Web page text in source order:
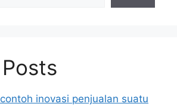
inovasi penjualan suatu